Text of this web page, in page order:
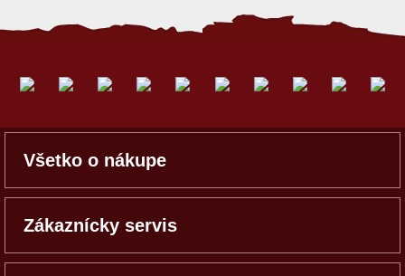
Všetko o nákupe
Zákaznícky servis